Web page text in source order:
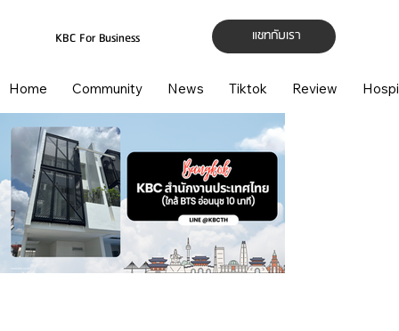
แชทกับเรา
KBC For Business
Home Community News Tiktok Review